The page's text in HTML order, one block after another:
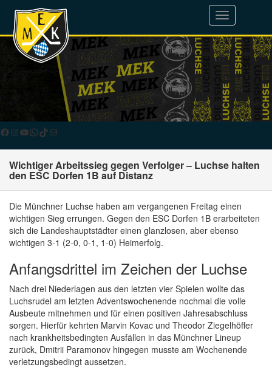
Toggle
navigation
Facebook
Instagram
YouTube
WhatsApp
TikTok
E-Mail
Wichtiger Arbeitssieg gegen Verfolger – Luchse halten
den ESC Dorfen 1B auf Distanz
Die Münchner Luchse haben am vergangenen Freitag einen
wichtigen Sieg errungen. Gegen den ESC Dorfen 1B erarbeiteten
sich die Landeshauptstädter einen glanzlosen, aber ebenso
wichtigen 3-1 (2-0, 0-1, 1-0) Heimerfolg.
Anfangsdrittel im Zeichen der Luchse
Nach drei Niederlagen aus den letzten vier Spielen wollte das
Luchsrudel am letzten Adventswochenende nochmal die volle
Ausbeute mitnehmen und für einen positiven Jahresabschluss
sorgen. Hierfür kehrten Marvin Kovac und Theodor Ziegelhöffer
nach krankheitsbedingten Ausfällen in das Münchner Lineup
zurück, Dmitrii Paramonov hingegen musste am Wochenende
verletzungsbedingt aussetzen.